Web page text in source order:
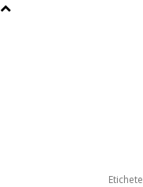
Etichete